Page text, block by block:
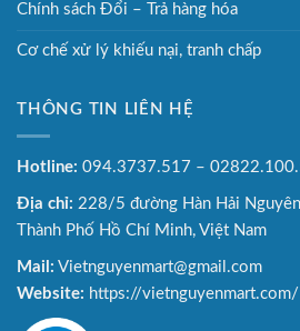
Chính sách Đổi – Trả hàng hóa
Cơ chế xử lý khiếu nại, tranh chấp
THÔNG TIN LIÊN HỆ
Hotline: 094.3737.517 –
Địa chỉ: 228/5 đường Hàn Hải
Thành Phố Hồ Chí Minh, Việt Nam
Mail: Vietnguyenmart@gmail.com
Website: https://vietnguyenmart.com/